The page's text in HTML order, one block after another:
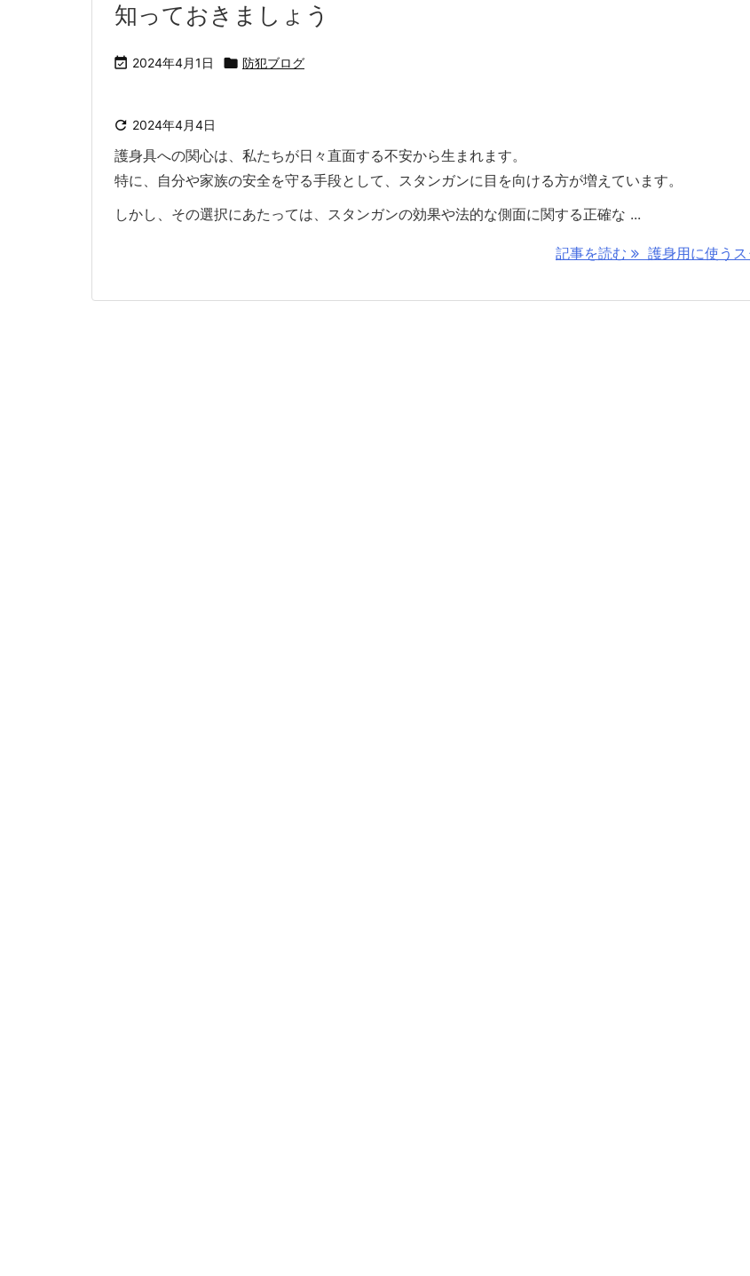
知っておきましょう
 2024年4月1日  防犯ブログ
 2024年4月4日
護身具への関心は、私たちが日々直面する不安から生まれます。
特に、自分や家族の安全を守る手段として、スタンガンに目を向ける方が増えています。
しかし、その選択にあたっては、スタンガンの効果や法的な側面に関する正確な ...
記事を読む 護身用に使うス